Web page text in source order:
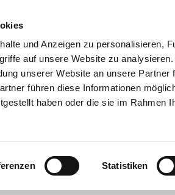
und Anzeigen zu personalisieren,
auf unsere Website zu
unserer Website an unsere Partner
führen diese Informationen
haben oder die sie im Rahmen
Statistiken
Produktkatalog
AGB, zum Widerrufsrecht, zum